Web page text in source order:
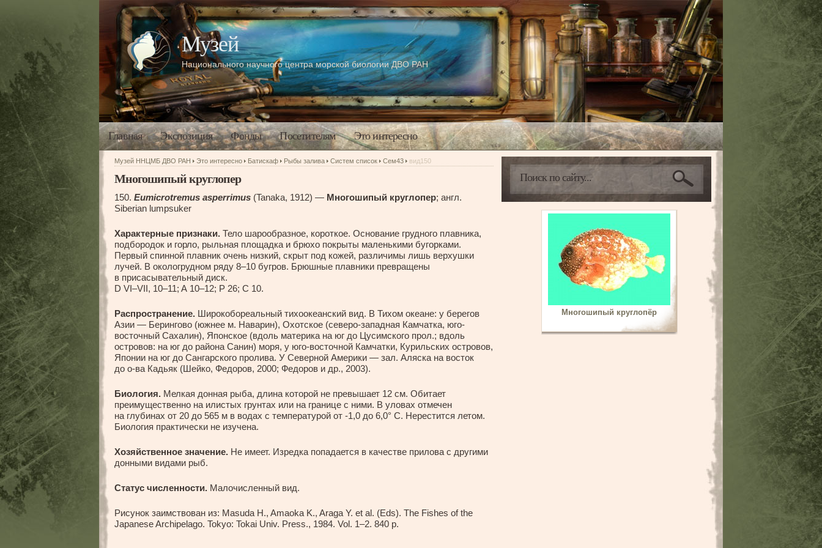
Музей
Национального научного центра морской биологии ДВО РАН
Главная Экспозиция Фонды Посетителям Это интересно
Многошипый круглопёр
Музей ННЦМБ ДВО РАН Это интересно Батискаф Рыбы залива Систем список Сем43 вид150
Многошипый круглопер
150. Eumicrotremus asperrimus (Tanaka, 1912) — Многошипый круглопер; англ.
Siberian lumpsuker
Характерные признаки. Тело шарообразное, короткое. Основание грудного плавника,
подбородок и горло, рыльная площадка и брюхо покрыты маленькими бугорками.
Первый спинной плавник очень низкий, скрыт под кожей, различимы лишь верхушки
лучей. В окологрудном ряду 8–10 бугров. Брюшные плавники превращены
в присасывательный диск.
D VI–VII, 10–11; A 10–12; P 26; C 10.
Распространение. Широкобореальный тихоокеанский вид. В Тихом океане: у берегов
Азии — Берингово (южнее м. Наварин), Охотское (северо-западная Камчатка, юго-
восточный Сахалин), Японское (вдоль материка на юг до Цусимского прол.; вдоль
островов: на юг до района Санин) моря, у юго-восточной Камчатки, Курильских островов,
Японии на юг до Сангарского пролива. У Северной Америки — зал. Аляска на восток
до о-ва Кадьяк (Шейко, Федоров, 2000; Федоров и др., 2003).
Биология. Мелкая донная рыба, длина которой не превышает 12 см. Обитает
преимущественно на илистых грунтах или на границе с ними. В уловах отмечен
на глубинах от 20 до 565 м в водах с температурой от -1,0 до 6,0° С. Нерестится летом.
Биология практически не изучена.
Хозяйственное значение. Не имеет. Изредка попадается в качестве прилова с другими
донными видами рыб.
Статус численности. Малочисленный вид.
Рисунок заимствован из: Masuda H., Amaoka K., Araga Y. et al. (Eds). The Fishes of the
Japanese Archipelago. Tokyo: Tokai Univ. Press., 1984. Vol. 1–2. 840 p.